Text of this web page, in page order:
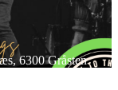
6300 Gråsten